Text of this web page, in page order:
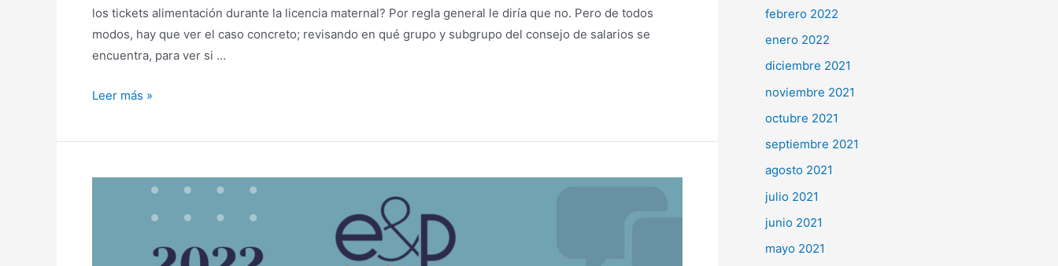
los tickets alimentación durante la licencia maternal? Por regla general le diría que no. Pero de todos
modos, hay que ver el caso concreto; revisando en qué grupo y subgrupo del consejo de salarios se
encuentra, para ver si …
Escritorio
9
Leer más »
febrero 2022
enero 2022
diciembre 2021
noviembre 2021
octubre 2021
septiembre 2021
agosto 2021
julio 2021
junio 2021
mayo 2021